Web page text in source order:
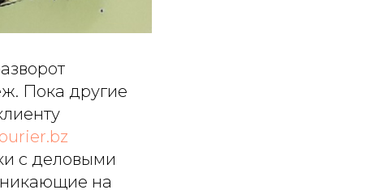
Пока другие
с деловыми
на